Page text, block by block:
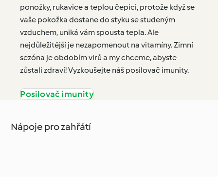
ponožky, rukavice a teplou čepici, protože když se
vaše pokožka dostane do styku se studeným
vzduchem, uniká vám spousta tepla. Ale
nejdůležitější je nezapomenout na vitamíny. Zimní
sezóna je obdobím virů a my chceme, abyste
zůstali zdraví! Vyzkoušejte náš posilovač imunity.
Posilovač imunity
Nápoje pro zahřátí